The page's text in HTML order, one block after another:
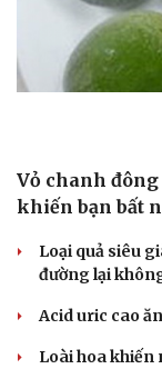
Vỏ chanh đông
khiến bạn bất
Loại quả siêu
đường lại
Acid uric cao
Loài hoa khiến